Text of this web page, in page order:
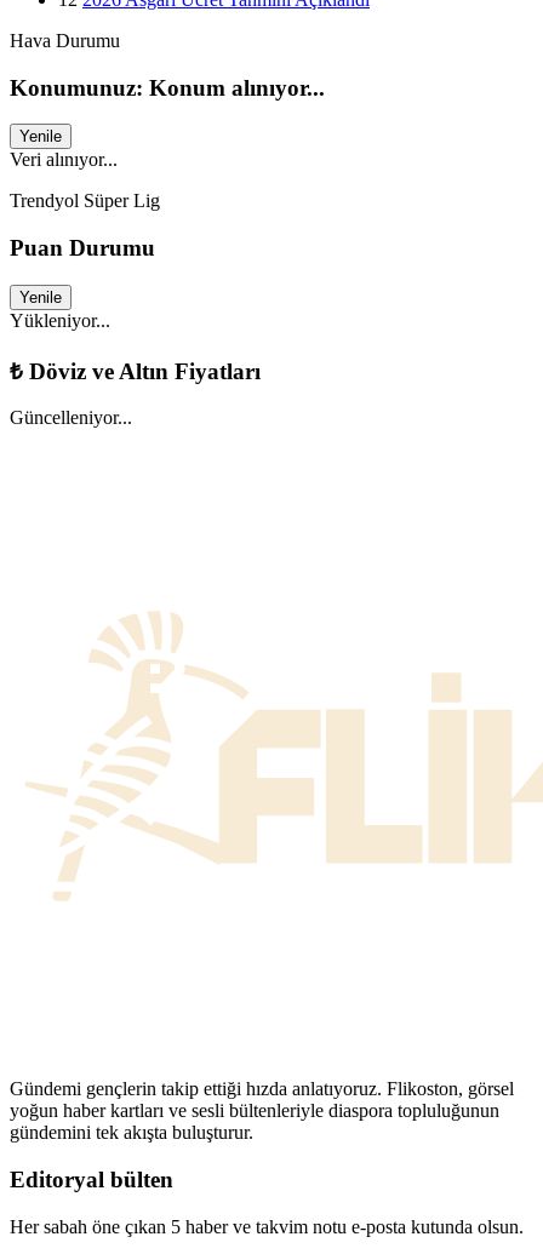
Hava Durumu
Konumunuz: Konum alınıyor...
Yenile
Veri alınıyor...
Trendyol Süper Lig
Puan Durumu
Yenile
Yükleniyor...
₺ Döviz ve Altın Fiyatları
Güncelleniyor...
Gündemi gençlerin takip ettiği hızda anlatıyoruz. Flikoston, görsel
yoğun haber kartları ve sesli bültenleriyle diaspora topluluğunun
gündemini tek akışta buluşturur.
Editoryal bülten
Her sabah öne çıkan 5 haber ve takvim notu e-posta kutunda olsun.